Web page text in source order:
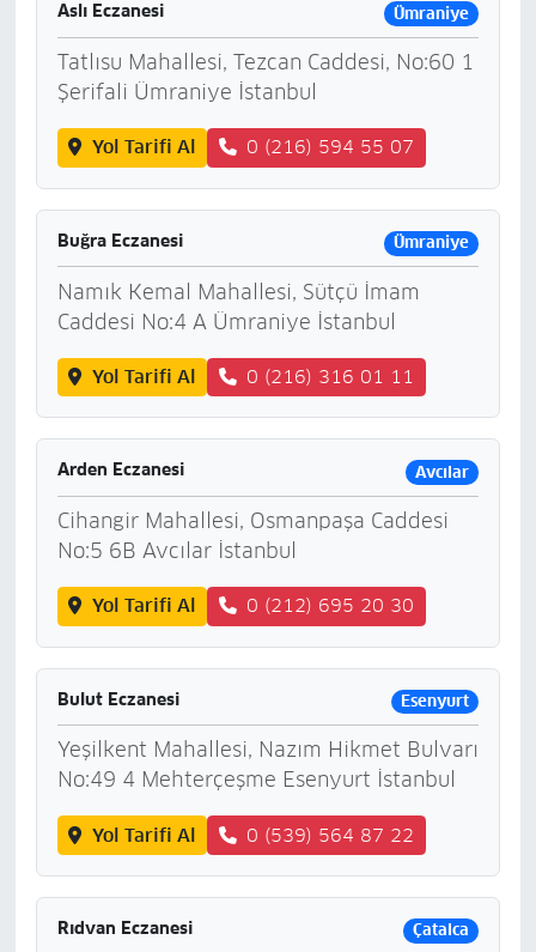
Aslı Eczanesi Ümraniye
Tatlısu Mahallesi, Tezcan Caddesi, No:60 1
Şerifali Ümraniye İstanbul
Yol Tarifi Al 0 (216) 594 55 07
Buğra Eczanesi Ümraniye
Namık Kemal Mahallesi, Sütçü İmam
Caddesi No:4 A Ümraniye İstanbul
Yol Tarifi Al 0 (216) 316 01 11
Arden Eczanesi Avcılar
Cihangir Mahallesi, Osmanpaşa Caddesi
No:5 6B Avcılar İstanbul
Yol Tarifi Al 0 (212) 695 20 30
Bulut Eczanesi Esenyurt
Yeşilkent Mahallesi, Nazım Hikmet Bulvarı
No:49 4 Mehterçeşme Esenyurt İstanbul
Yol Tarifi Al 0 (539) 564 87 22
Rıdvan Eczanesi Çatalca